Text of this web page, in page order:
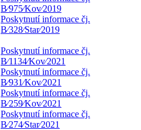
B⁄975⁄Kov⁄2019
Poskytnutí informace čj.
B⁄328⁄Star⁄2019
Poskytnutí informace čj.
B⁄1134⁄Kov⁄2021
Poskytnutí informace čj.
B⁄931⁄Kov⁄2021
Poskytnutí informace čj.
B⁄259⁄Kov⁄2021
Poskytnutí informace čj.
B⁄274⁄Star⁄2021